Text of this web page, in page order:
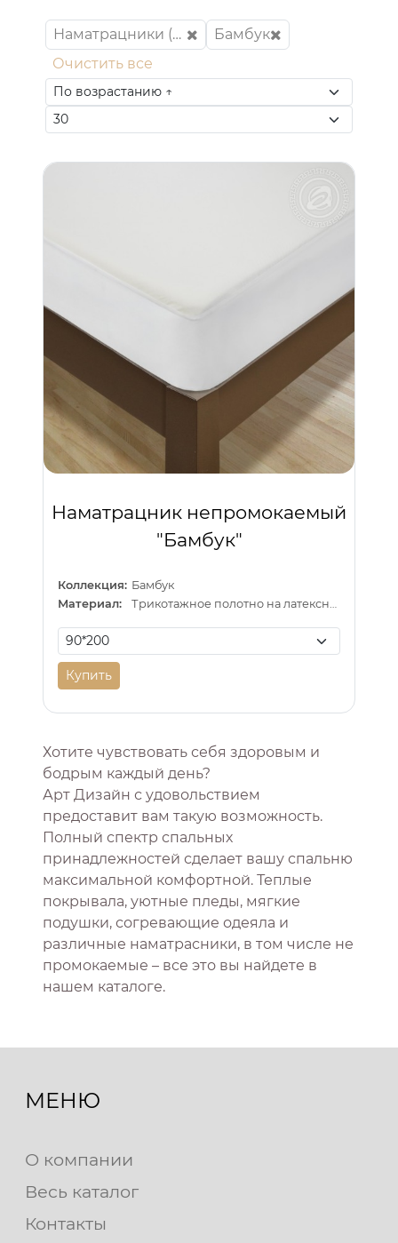
Наматрацники (непромокаемые)
Бамбук
Очистить все
Наматрацник непромокаемый
"Бамбук"
Коллекция: Бамбук
Материал:
Купить
Хотите чувствовать себя здоровым и
бодрым каждый день?
Арт Дизайн с удовольствием
предоставит вам такую возможность.
Полный спектр спальных
принадлежностей сделает вашу спальню
максимальной комфортной. Теплые
покрывала, уютные пледы, мягкие
подушки, согревающие одеяла и
различные наматрасники, в том числе не
промокаемые – все это вы найдете в
нашем каталоге.
МЕНЮ
О компании
Весь каталог
Контакты